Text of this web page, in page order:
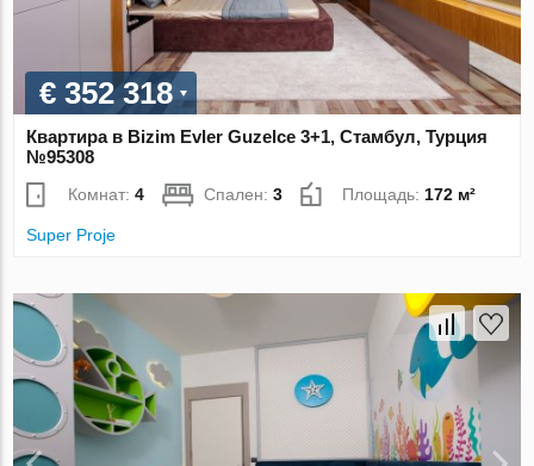
€ 352 318
Квартира в Bizim Evler Guzelce 3+1, Стамбул, Турция
№95308
Комнат:4 Спален:3 Площадь: 172 м²
Super Proje